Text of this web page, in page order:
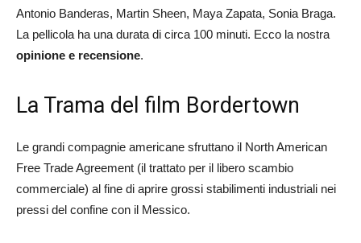
Antonio Banderas, Martin Sheen, Maya Zapata, Sonia Braga.
La pellicola ha una durata di circa 100 minuti. Ecco la nostra
opinione e recensione.
La Trama del film Bordertown
Le grandi compagnie americane sfruttano il North American
Free Trade Agreement (il trattato per il libero scambio
commerciale) al fine di aprire grossi stabilimenti industriali nei
pressi del confine con il Messico.